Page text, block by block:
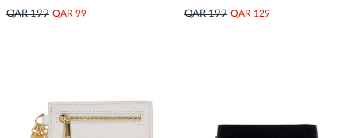
QAR 129
QAR 199
QAR 99
QAR 199